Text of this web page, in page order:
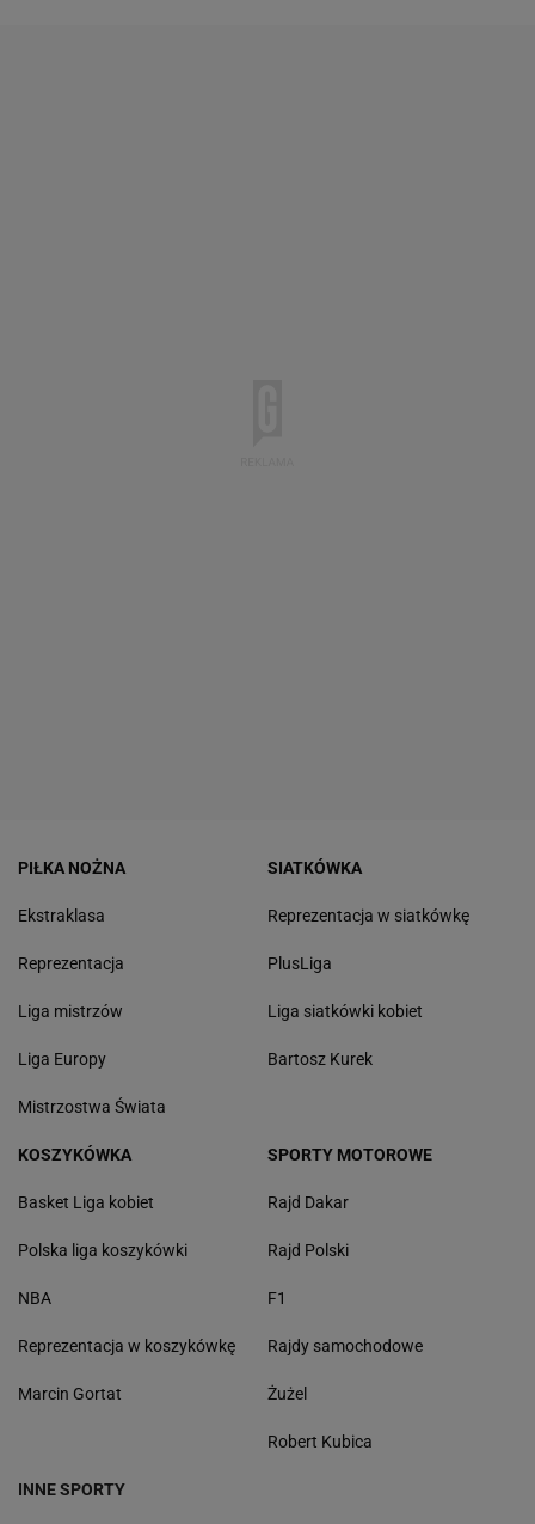
PIŁKA NOŻNA
Ekstraklasa
Reprezentacja
Liga mistrzów
Liga Europy
Mistrzostwa Świata
SIATKÓWKA
Reprezentacja w siatkówkę
PlusLiga
Liga siatkówki kobiet
Bartosz Kurek
KOSZYKÓWKA
Basket Liga kobiet
Polska liga koszykówki
NBA
Reprezentacja w koszykówkę
Marcin Gortat
SPORTY MOTOROWE
Rajd Dakar
Rajd Polski
F1
Rajdy samochodowe
Żużel
Robert Kubica
INNE SPORTY